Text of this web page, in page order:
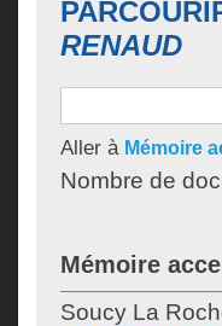
RENAUD
Aller à Mémoire
Nombre de
Mémoire
Soucy La